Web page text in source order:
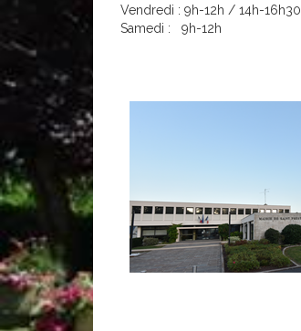
Vendredi : 9h-12h / 14h-16h30
Samedi : 9h-12h